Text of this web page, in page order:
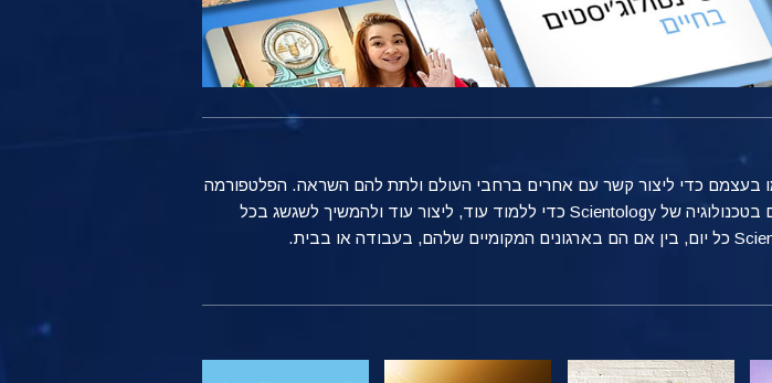
בעצמם כדי ליצור קשר עם אחרים ברחבי העולם ולתת להם השראה. הפלטפורמה
מספקת הצצה אל הדרכים הרבות שאנשים רגילים ברחבי העולם משתמשים בטכנולוגיה של Scientology כדי ללמוד עוד, ליצור עוד ולהמשיך לשגשג בכל